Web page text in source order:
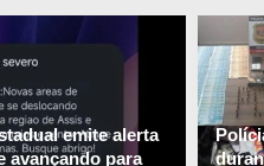
emite alerta
avançando para